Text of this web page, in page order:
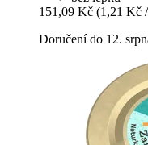
151,09 Kč (1,21 Kč
Doručení do 12.